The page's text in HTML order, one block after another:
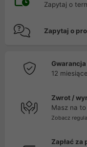
Zapytaj o
Zapytaj o
12 miesiące
Zwrot /
Masz na to
Zobacz
Zapłać za